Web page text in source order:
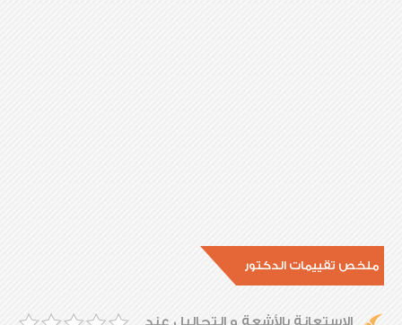
ملخص تقييمات الدكتور
الاستعانة بالأشعة و التحاليل عند